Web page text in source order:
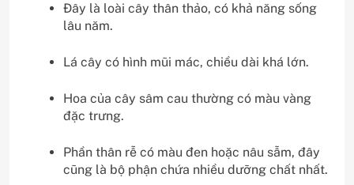
Đây là loài cây thân thảo, có khả năng sống
lâu năm.
Lá cây có hình mũi mác, chiều dài khá lớn.
Hoa của cây sâm cau thường có màu vàng
đặc trưng.
Phần thân rễ có màu đen hoặc nâu sẫm, đây
cũng là bộ phận chứa nhiều dưỡng chất nhất.